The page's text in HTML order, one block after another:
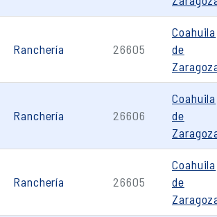
Ranchería
26605
Coahuila
de
Ranchería
26606
Coahuila
de
Ranchería
26605
Coahuila
de